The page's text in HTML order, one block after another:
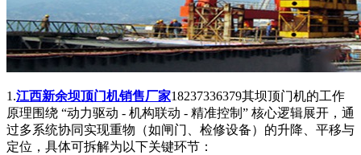
1.江西新余坝顶门机销售厂家18237336379其坝顶门机的工作
原理围绕 “动力驱动 - 机构联动 - 精准控制” 核心逻辑展开，通
过多系统协同实现重物（如闸门、检修设备）的升降、平移与
定位，具体可拆解为以下关键环节：